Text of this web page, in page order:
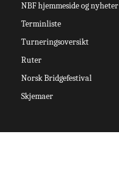
NBF hjemmeside og nyheter
Terminliste
Turneringsoversikt
Ruter
Norsk Bridgefestival
Skjemaer